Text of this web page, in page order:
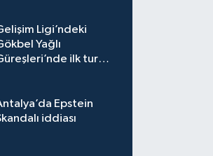
Ligi’ndeki
Yağlı
ilk tur
Epstein
iddiası